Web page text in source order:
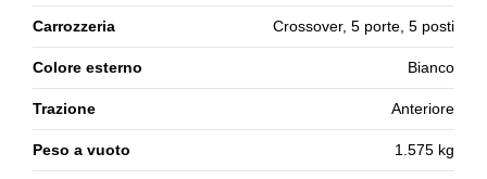
Carrozzeria Crossover, 5 porte, 5 posti
Colore esterno Bianco
Trazione Anteriore
Peso a vuoto 1.575 kg